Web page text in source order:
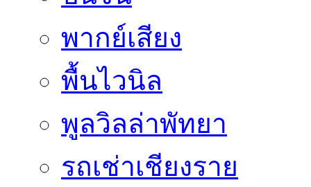
พากย์เสียง
พื้นไวนิล
พูลวิลล่าพัทยา
รถเช่าเชียงราย